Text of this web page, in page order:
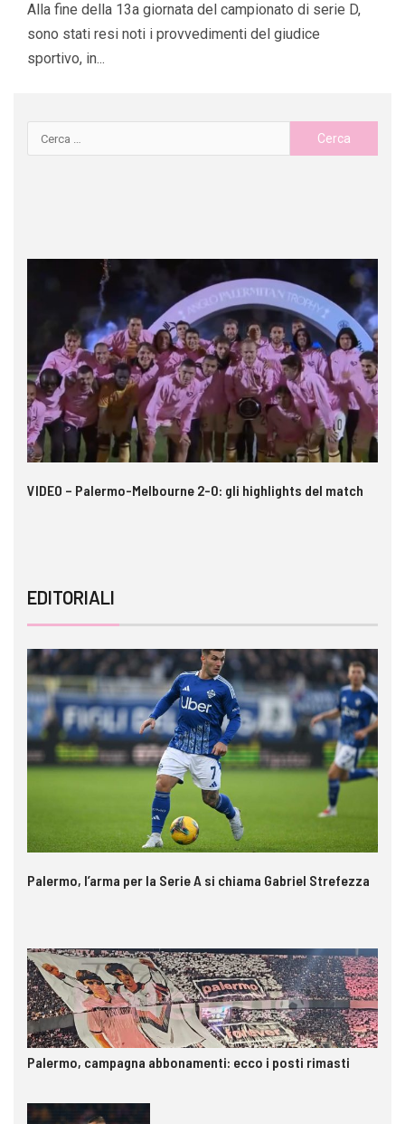
Alla fine della 13a giornata del campionato di serie D,
sono stati resi noti i provvedimenti del giudice
sportivo, in...
VIDEO – Palermo-Melbourne 2-0: gli highlights del match
EDITORIALI
Palermo, l’arma per la Serie A si chiama Gabriel Strefezza
Palermo, campagna abbonamenti: ecco i posti rimasti